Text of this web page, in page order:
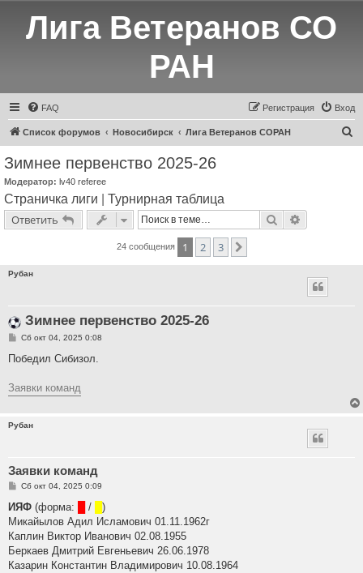
Лига Ветеранов СО
РАН
FAQ Вход
Регистрация
Список форумов Новосибирск Лига Ветеранов СОРАН
Зимнее первенство 2025-26
Модератор: lv40 referee
Страничка лиги Турнирная таблица
Ответить Поиск
24 сообщения 1 2 3
Рубан
Зимнее первенство 2025-26
С
о
е
н
Сб окт 04, 2025 0:08
Победил Сибизол.
Заявки команд
Рубан
Заявки команд
С
о
щ
е
и
е
Сб окт 04, 2025 0:09
ИЯФ (форма: /
)
Микайылов Адил Исламович 01.11.1962г
Каплин Виктор Иванович 02.08.1955
Беркаев Дмитрий Евгеньевич 26.06.1978
Казарин Константин Владимирович 10.08.1964